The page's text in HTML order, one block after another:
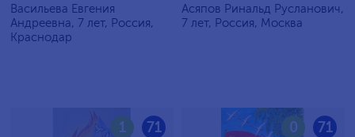
Васильева Евгения
Андреевна, 7 лет, Россия,
Краснодар
Асяпов Ринальд Русланович,
7 лет, Россия, Москва
71
1 71
0